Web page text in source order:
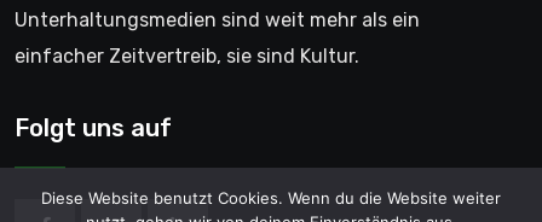
Unterhaltungsmedien sind weit mehr als ein
einfacher Zeitvertreib, sie sind Kultur.
Folgt uns auf
Diese Website benutzt Cookies. Wenn du die Website weiter